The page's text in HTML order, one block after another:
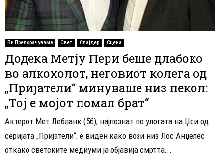
Ви Препорачуваме Свет Слајдер Сцена
Додека Метју Пери беше длабоко
во алкохолот, неговиот колега од
„Пријатели“ минуваше низ пекол:
„Тој е мојот помал брат“
Актерот Мет Лебланк (56), најпознат по улогата на Џои од
серијата „Пријатели“, е виден како вози низ Лос Анџелес
откако светските медиуми ја објавија смртта...